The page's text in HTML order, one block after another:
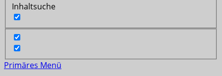
Inhaltsuche
Primäres Menü